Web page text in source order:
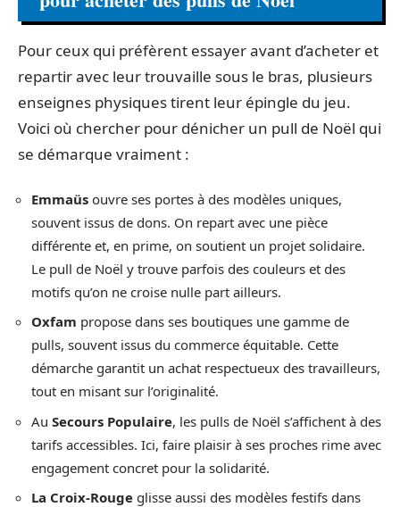
Pour ceux qui préfèrent essayer avant d’acheter et
repartir avec leur trouvaille sous le bras, plusieurs
enseignes physiques tirent leur épingle du jeu.
Voici où chercher pour dénicher un pull de Noël qui
se démarque vraiment :
Emmaüs ouvre ses portes à des modèles uniques,
souvent issus de dons. On repart avec une pièce
différente et, en prime, on soutient un projet solidaire.
Le pull de Noël y trouve parfois des couleurs et des
motifs qu’on ne croise nulle part ailleurs.
Oxfam propose dans ses boutiques une gamme de
pulls, souvent issus du commerce équitable. Cette
démarche garantit un achat respectueux des travailleurs,
tout en misant sur l’originalité.
Au Secours Populaire, les pulls de Noël s’affichent à des
tarifs accessibles. Ici, faire plaisir à ses proches rime avec
engagement concret pour la solidarité.
La Croix-Rouge glisse aussi des modèles festifs dans